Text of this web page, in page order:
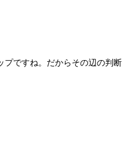
ですね。だからその辺の判断